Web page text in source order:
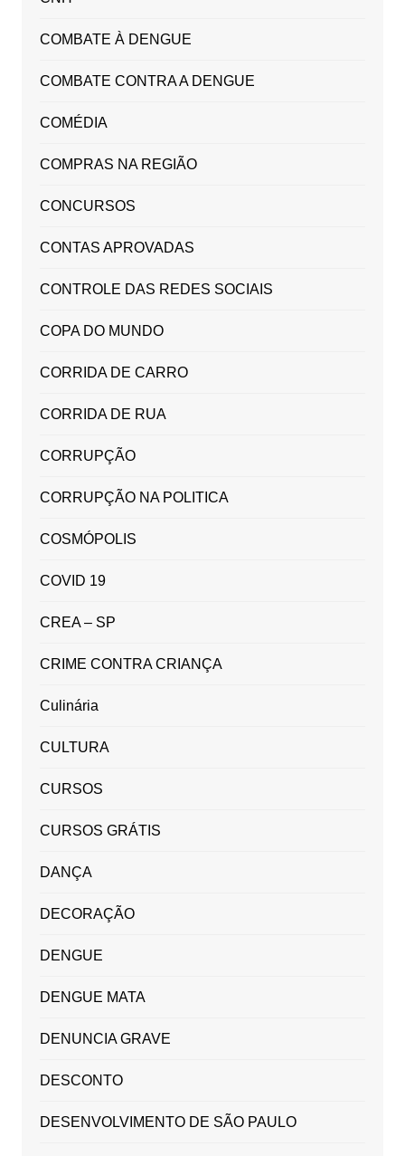
COMBATE À DENGUE
COMBATE CONTRA A DENGUE
COMÉDIA
COMPRAS NA REGIÃO
CONCURSOS
CONTAS APROVADAS
CONTROLE DAS REDES SOCIAIS
COPA DO MUNDO
CORRIDA DE CARRO
CORRIDA DE RUA
CORRUPÇÃO
CORRUPÇÃO NA POLITICA
COSMÓPOLIS
COVID 19
CREA – SP
CRIME CONTRA CRIANÇA
Culinária
CULTURA
CURSOS
CURSOS GRÁTIS
DANÇA
DECORAÇÃO
DENGUE
DENGUE MATA
DENUNCIA GRAVE
DESCONTO
DESENVOLVIMENTO DE SÃO PAULO